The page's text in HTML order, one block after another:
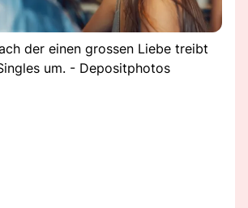
der einen grossen Liebe treibt
um. - Depositphotos